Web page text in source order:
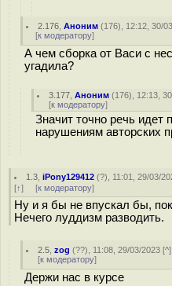
2.176 ,Аноним (176), 12:12, 30/
[к модератору]
А чем сборка от Васи с
угадила?
3.177 ,Аноним (176), 12:13,
[к модератору]
Значит точно речь идет
нарушениям авторских
1.3 ,iPony129412 (?), 11:01, 29/03/
[↑] [к модератору]
Ну и я бы не впускал бы,
Нечего луддизм разводить.
2.5 ,zog (??), 11:08, 29/03/2023 [^
[к модератору]
Держи нас в курсе